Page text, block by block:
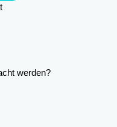
werden?